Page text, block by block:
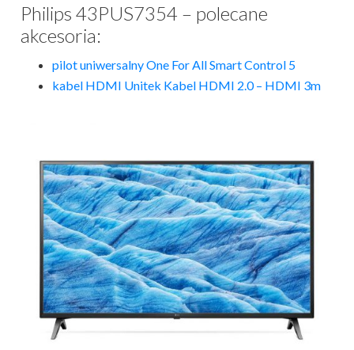
Philips 43PUS7354 – polecane
akcesoria:
pilot uniwersalny One For All Smart Control 5
kabel HDMI Unitek Kabel HDMI 2.0 – HDMI 3m